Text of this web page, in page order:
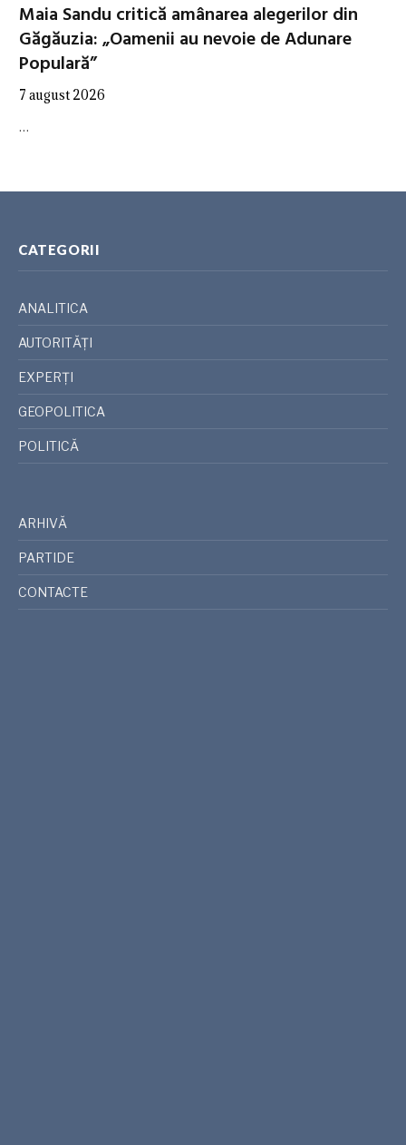
Maia Sandu critică amânarea alegerilor din
Găgăuzia: „Oamenii au nevoie de Adunare
Populară”
7 august 2026
…
CATEGORII
ANALITICA
AUTORITĂȚI
EXPERȚI
GEOPOLITICA
POLITICĂ
ARHIVĂ
PARTIDE
CONTACTE